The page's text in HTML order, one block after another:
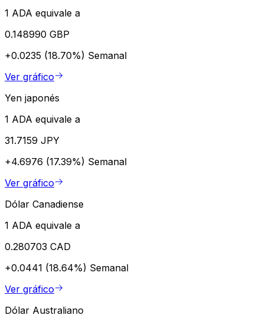
1 ADA equivale a
0.148990 GBP
+0.0235 (18.70%) Semanal
Ver gráfico
Yen japonés
1 ADA equivale a
31.7159 JPY
+4.6976 (17.39%) Semanal
Ver gráfico
Dólar Canadiense
1 ADA equivale a
0.280703 CAD
+0.0441 (18.64%) Semanal
Ver gráfico
Dólar Australiano